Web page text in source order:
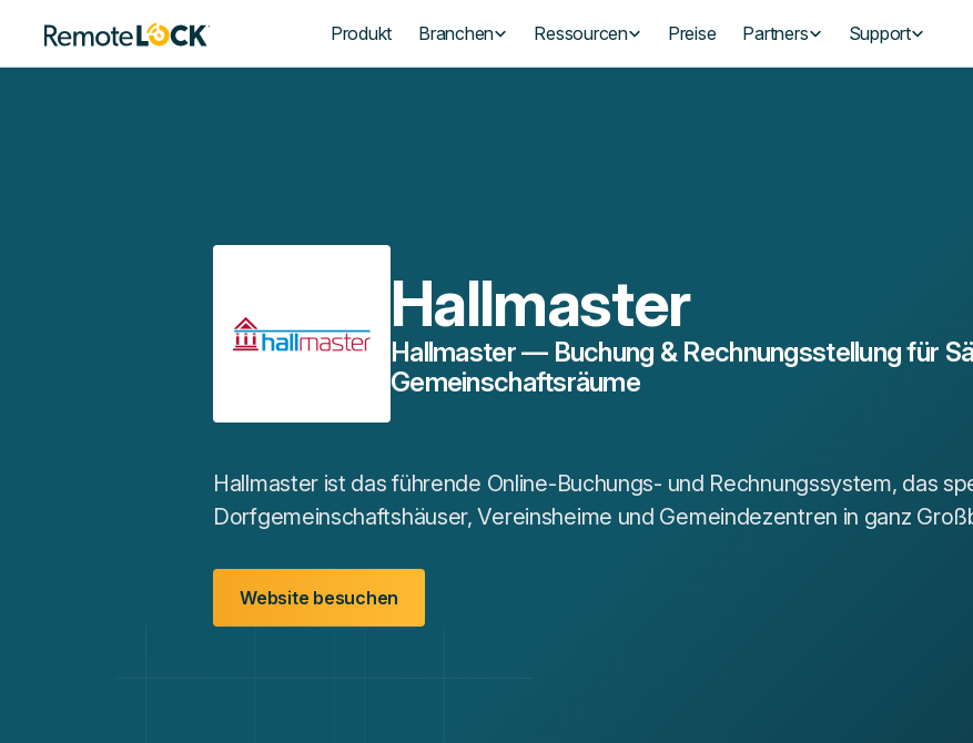
Startseite Produkt Branchen Ressourcen Preise Partners Support
Hallmaster
Hallmaster — Buchung & Rechnungsstellung für
Gemeinschaftsräume
Hallmaster ist das führende Online-Buchungs- und Rechnungssystem, das
Dorfgemeinschaftshäuser, Vereinsheime und Gemeindezentren in ganz
Website besuchen